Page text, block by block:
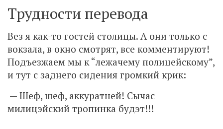
Трудности перевода
Вез я как-то гостей столицы. А они только с
вокзала, в окно смотрят, все комментируют!
Подъезжаем мы к “лежачему полицейскому”,
и тут с заднего сидения громкий крик:
— Шеф, шеф, аккуратней! Сычас
милицэйский тропинка будэт!!!